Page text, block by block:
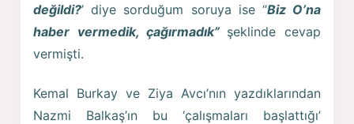
değildi?’ diye sorduğum soruya ise “Biz O’na
haber vermedik, çağırmadık” şeklinde cevap
vermişti.
Kemal Burkay ve Ziya Avcı’nın yazdıklarından
Nazmi Balkaş’ın bu ‘çalışmaları başlattığı’